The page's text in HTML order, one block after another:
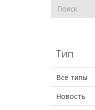
Тип
Все типы
Новость